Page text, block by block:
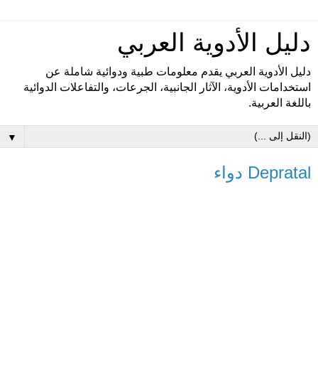
دليل الأدوية العربي
دليل الأدوية العربي يقدم معلومات طبية ودوائية شاملة عن
استخدامات الأدوية، الآثار الجانبية، الجرعات، والتفاعلات الدوائية
باللغة العربية.
▼
Depratal دواء